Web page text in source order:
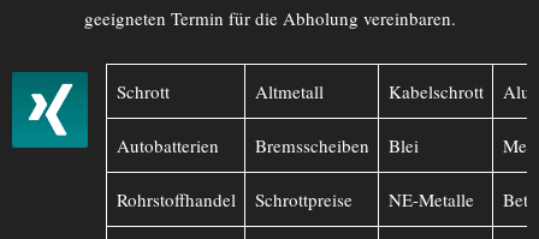
geeigneten Termin für die Abholung vereinbaren.
Schrott Altmetall Kabelschrott
Autobatterien Bremsscheiben Blei
Rohrstoffhandel Schrottpreise NE-Metalle